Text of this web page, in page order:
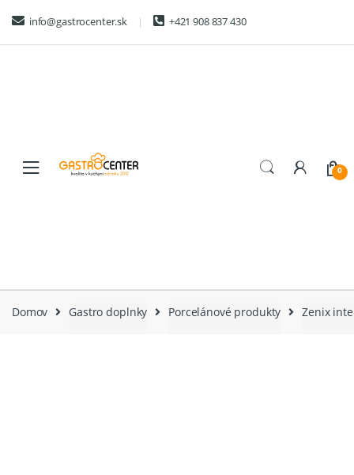
navigation
content
info@gastrocenter.sk +421 908 837 430
0
Domov Gastro doplnky Porcelánové produkty Zenix